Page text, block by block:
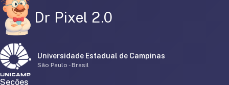
Dr Pixel 2.0
Universidade Estadual de Campinas
São Paulo - Brasil
Secões